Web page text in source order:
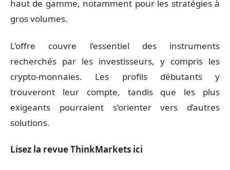
haut de gamme, notamment pour les stratégies à
gros volumes.
L’offre couvre l’essentiel des instruments
recherchés par les investisseurs, y compris les
crypto-monnaies. Les profils débutants y
trouveront leur compte, tandis que les plus
exigeants pourraient s’orienter vers d’autres
solutions.
Lisez la revue ThinkMarkets ici